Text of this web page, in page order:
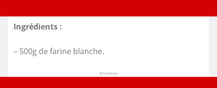
Ingrédients :
– 500g de farine blanche.
Annonce